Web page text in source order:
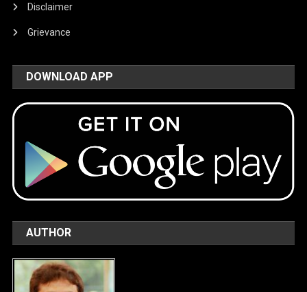
Disclaimer
Grievance
DOWNLOAD APP
AUTHOR